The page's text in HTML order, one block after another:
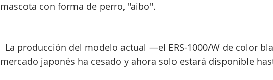
mascota con forma de perro, "aibo".
mercado japonés ha cesado y ahora solo estará disponible